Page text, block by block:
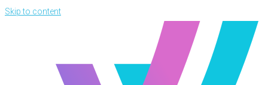
Skip to content